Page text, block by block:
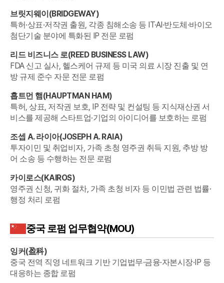
브릿지웨이(BRIDGEWAY)
특허·상표·저작권 출원, 각종 침해소송 등 IT·AI·반도체·바이오
첨단기술 분야에 특화된 IP 전문 로펌
리드 비즈니스 로(REED BUSINESS LAW)
FDA 신고 실사, 헬스케어 규제 등 미국 의료 시장 진출 및 연
방 규제 준수 자문 전문 로펌
홉트먼 햄(HAUPTMAN HAM)
특허, 상표, 저작권 보호, IP 전략 및 컨설팅 등 지식재산권 서
비스를 제공해 스타트업·기업의 아이디어를 보호하는 로펌
조셉 A. 라이아(JOSEPH A. RAIA)
투자이민 및 취업비자, 가족 초청 영주권 취득 지원, 추방 방
어 소송 등 수행하는 전문 로펌
카이로스(KAIROS)
영주권 신청, 귀화 절차, 가족 초청 비자 등 이민법 관련 법률·
행정 처리 로펌
중국로펌 업무협약(MOU)
잉커(盈科)
중국 전역 직영 네트워크 기반 기업법무·금융·자본시장·IP 등
대응하는 종합 로펌